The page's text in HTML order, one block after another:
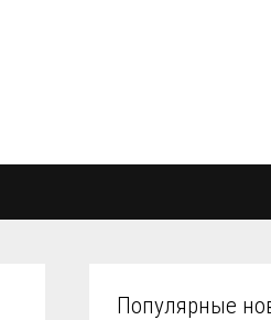
Популярные